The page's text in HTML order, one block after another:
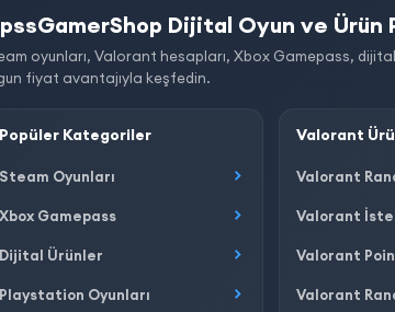
Dijital Oyun ve Ürün
oyunları, Valorant hesapları, Xbox Gamepass, dijital
fiyat avantajıyla keşfedin.
Popüler Kategoriler
Steam Oyunları
Xbox Gamepass
Dijital Ürünler
Playstation Oyunları
Valorant
Valorant
Valorant
Valorant
Valorant